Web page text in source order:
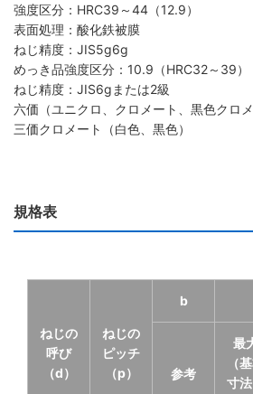
強度区分：HRC39～44（12.9）
表面処理：酸化鉄被膜
ねじ精度：JIS5g6g
めっき品強度区分：10.9（HRC32～39）
ねじ精度：JIS6gまたは2級
六価（ユニクロ、クロメート、黒色クロメ
三価クロメート（白色、黒色）
規格表
ねじの
呼び
（d）
ねじの
ピッチ
（p）
b
参考
最
（
寸法